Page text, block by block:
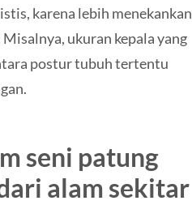
karena lebih menekankan
ukuran kepala yang
postur tubuh tertentu
seni patung
alam sekitar